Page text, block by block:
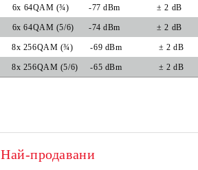
6x 64QAM (¾) -77 dBm ± 2 dB
6x 64QAM (5/6) -74 dBm ± 2 dB
8x 256QAM (¾) -69 dBm ± 2 dB
8x 256QAM (5/6) -65 dBm ± 2 dB
Най-продавани